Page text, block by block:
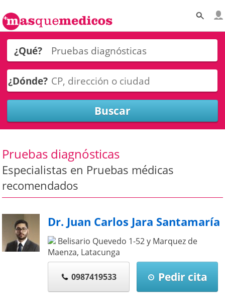
¿Qué?
¿Dónde?
Pruebas diagnósticas
Especialistas en Pruebas médicas
recomendados
Dr. Juan Carlos Jara Santamaría
Belisario Quevedo 1-52 y Marquez de
Maenza, Latacunga
0987419533 Pedir cita